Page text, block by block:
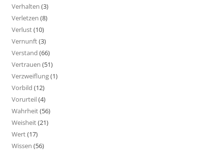
Verhalten (3)
Verletzen (8)
Verlust(10)
Vernunft(3)
Verstand (66)
Vertrauen (51)
Verzweiflung(1)
Vorbild (12)
Vorurteil(4)
Wahrheit(56)
Weisheit(21)
Wert(17)
Wissen (56)